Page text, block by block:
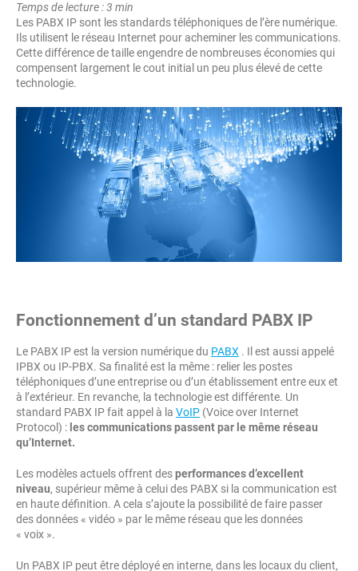
Temps de lecture : 3 min
Les PABX IP sont les standards téléphoniques de l’ère numérique.
Ils utilisent le réseau Internet pour acheminer les communications.
Cette différence de taille engendre de nombreuses économies qui
compensent largement le cout initial un peu plus élevé de cette
technologie.
Fonctionnement d’un standard PABX IP
Le PABX IP est la version numérique du PABX . Il est aussi appelé
IPBX ou IP-PBX. Sa finalité est la même : relier les postes
téléphoniques d’une entreprise ou d’un établissement entre eux et
à l’extérieur. En revanche, la technologie est différente. Un
standard PABX IP fait appel à la VoIP (Voice over Internet
Protocol) : les communications passent par le même réseau
qu’Internet.
Les modèles actuels offrent desperformances d’excellent
niveau, supérieur même à celui des PABX si la communication est
en haute définition. A cela s’ajoute la possibilité de faire passer
des données « vidéo » par le même réseau que les données
« voix ».
Un PABX IP peut être déployé en interne, dans les locaux du client,